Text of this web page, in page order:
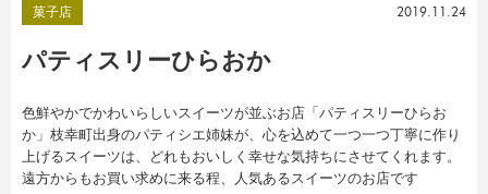
菓子店 2019.11.24
パティスリーひらおか
色鮮やかでかわいらしいスイーツが並ぶお店「パティスリーひらお
か」枝幸町出身のパティシエ姉妹が、心を込めて一つ一つ丁寧に作り
上げるスイーツは、どれもおいしく幸せな気持ちにさせてくれます。
遠方からもお買い求めに来る程、人気あるスイーツのお店です